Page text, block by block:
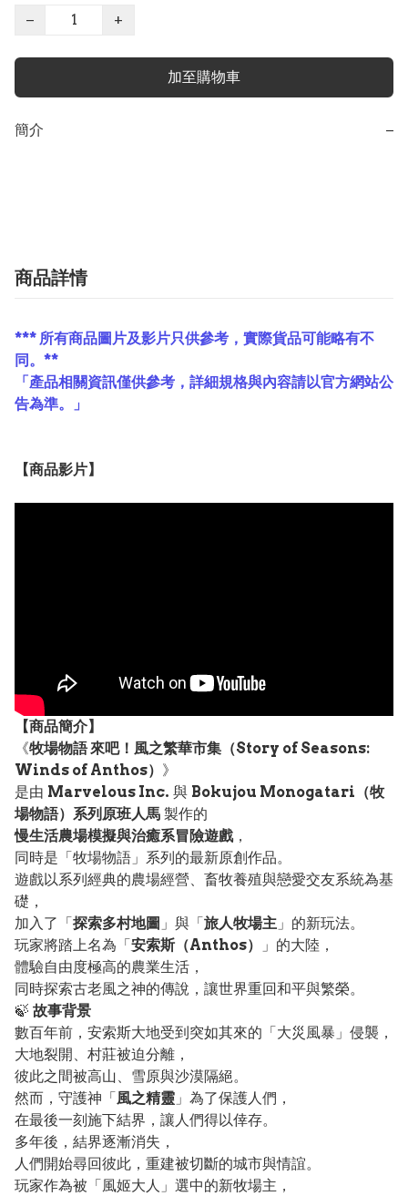
−
+
加至購物車
簡介 −
商品詳情
*** 所有商品圖片及影片只供參考，實際貨品可能略有不
同。**
「產品相關資訊僅供參考，詳細規格與內容請以官方網站公
告為準。」
【商品影片】
【商品簡介】
《牧場物語 來吧！風之繁華市集（Story of Seasons:
Winds of Anthos） 》
是由 Marvelous Inc. 與 Bokujou Monogatari（牧
場物語）系列原班人馬 製作的
慢生活農場模擬與治癒系冒險遊戲，
同時是「牧場物語」系列的最新原創作品。
遊戲以系列經典的農場經營、畜牧養殖與戀愛交友系統為基
礎，
加入了「探索多村地圖 」與「旅人牧場主 」的新玩法。
玩家將踏上名為「安索斯（Anthos）
」的大陸，
體驗自由度極高的農業生活，
同時探索古老風之神的傳說，讓世界重回和平與繁榮。
🍃 故事背景
數百年前，安索斯大地受到突如其來的「大災風暴」侵襲，
大地裂開、村莊被迫分離，
彼此之間被高山、雪原與沙漠隔絕。
然而，守護神「風之精靈 」為了保護人們，
在最後一刻施下結界，讓人們得以倖存。
多年後，結界逐漸消失，
人們開始尋回彼此，重建被切斷的城市與情誼。
玩家作為被「風姬大人」選中的新牧場主，